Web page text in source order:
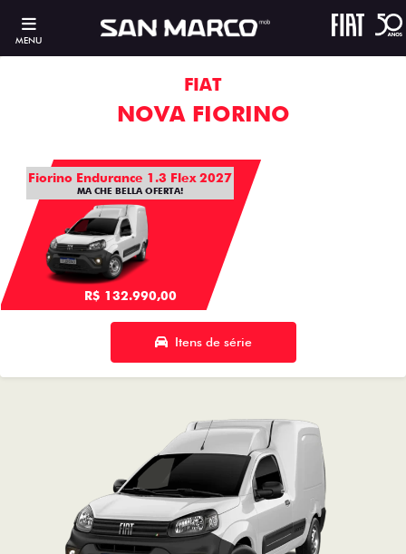
MENU
FIAT
NOVA FIORINO
Fiorino Endurance 1.3 Flex 2027
MA CHE BELLA OFERTA!
R$ 132.990,00
Itens de série